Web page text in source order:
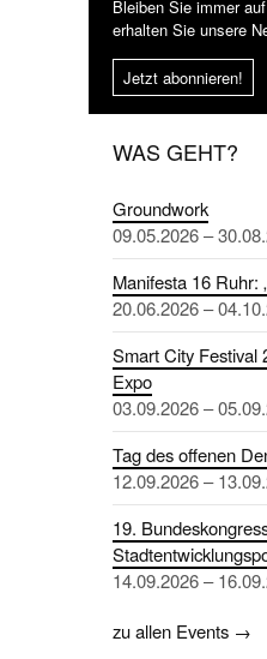
Bleiben Sie immer
erhalten Sie unsere
Jetzt abonnieren!
WAS GEHT?
Groundwork
09.05.2026 –
Manifesta 16 Ruhr:
20.06.2026 –
Smart City Festival
Expo
03.09.2026 –
Tag des offenen
12.09.2026 –
19.
14.09.2026 –
zu allen Events →